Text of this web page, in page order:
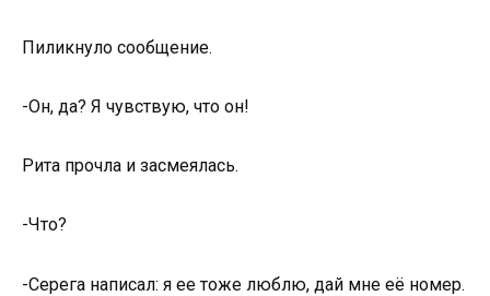
Пиликнуло сообщение.
-Он, да? Я чувствую, что он!
Рита прочла и засмеялась.
-Что?
-Серега написал: я ее тоже люблю, дай мне её номер.